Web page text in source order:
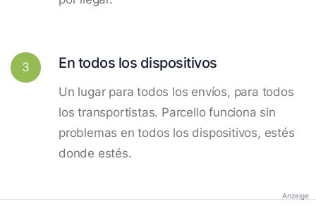
3 En todos los dispositivos
Un lugar para todos los envíos, para todos
los transportistas. Parcello funciona sin
problemas en todos los dispositivos, estés
donde estés.
Anzeige